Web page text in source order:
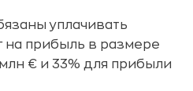
уплачивать
на прибыль в размере
€ и 33% для прибыли